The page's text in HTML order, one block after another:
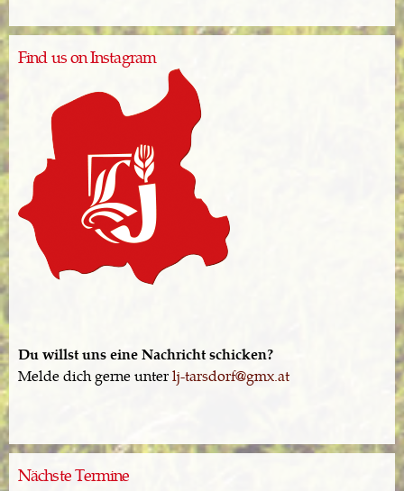
Find us on Instagram
Du willst uns eine Nachricht schicken?
Melde dich gerne unterlj-tarsdorf@gmx.at
Nächste Termine